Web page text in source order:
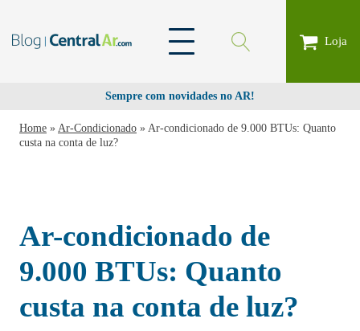
Loja
Sempre com novidades no AR!
Home » Ar-Condicionado » Ar-condicionado de 9.000 BTUs: Quanto
custa na conta de luz?
Ar-condicionado de
9.000 BTUs: Quanto
custa na conta de luz?